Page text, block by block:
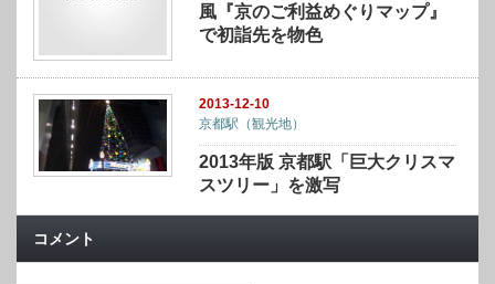
風『京のご利益めぐりマップ』
で初詣先を物色
2013-12-10
京都駅（観光地）
2013年版 京都駅「巨大クリスマ
スツリー」を激写
コメント